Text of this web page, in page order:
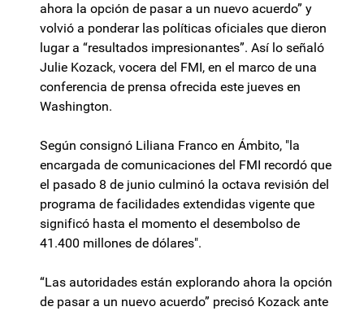
ahora la opción de pasar a un nuevo acuerdo” y
volvió a ponderar las políticas oficiales que dieron
lugar a “resultados impresionantes”. Así lo señaló
Julie Kozack, vocera del FMI, en el marco de una
conferencia de prensa ofrecida este jueves en
Washington.
Según consignó Liliana Franco en Ámbito, "la
encargada de comunicaciones del FMI recordó que
el pasado 8 de junio culminó la octava revisión del
programa de facilidades extendidas vigente que
significó hasta el momento el desembolso de
41.400 millones de dólares".
“Las autoridades están explorando ahora la opción
de pasar a un nuevo acuerdo” precisó Kozack ante